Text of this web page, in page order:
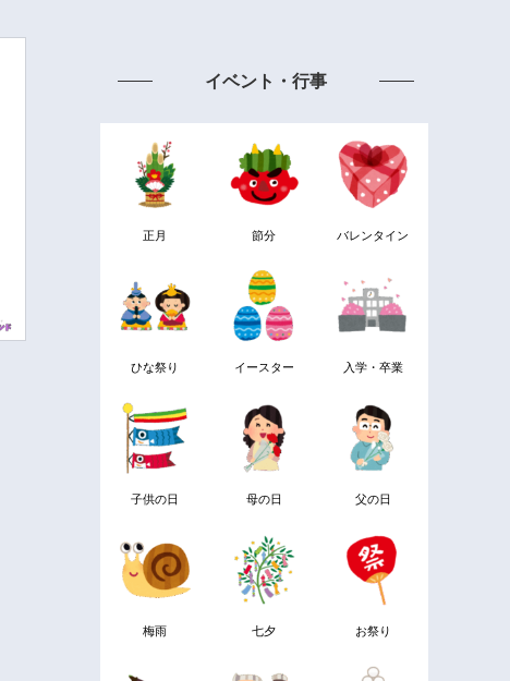
イベント・行事
正月 節分 バレンタイン
ひな祭り イースター 入学・卒業
子供の日 母の日 父の日
梅雨 七夕 お祭り